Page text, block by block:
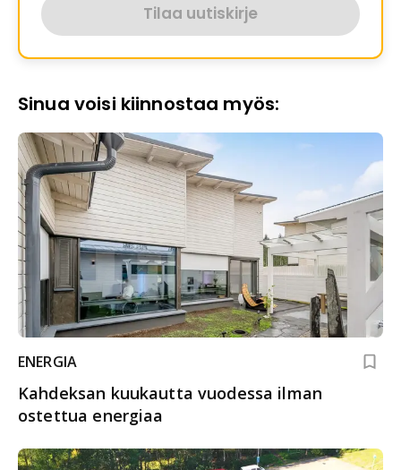
Tilaa uutiskirje
Sinua voisi kiinnostaa myös:
ENERGIA
Kahdeksan kuukautta vuodessa ilman
ostettua energiaa